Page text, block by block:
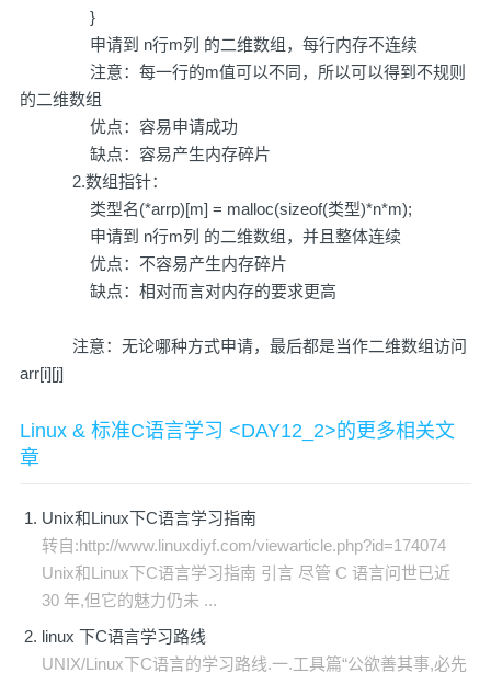
}
申请到 n行m列 的二维数组，每行内存不连续
注意：每一行的m值可以不同，所以可以得到不规则
的二维数组
优点：容易申请成功
缺点：容易产生内存碎片
2.数组指针：
类型名(*arrp)[m] = malloc(sizeof(类型)*n*m);
申请到 n行m列 的二维数组，并且整体连续
优点：不容易产生内存碎片
缺点：相对而言对内存的要求更高
注意：无论哪种方式申请，最后都是当作二维数组访问
arr[i][j]
Linux & 标准C语言学习 <DAY12_2>的更多相关文
章
Unix和Linux下C语言学习指南
转自:http://www.linuxdiyf.com/viewarticle.php?id=174074
Unix和Linux下C语言学习指南 引言 尽管 C 语言问世已近
30 年,但它的魅力仍未 ...
linux 下C语言学习路线
UNIX/Linux下C语言的学习路线.一.工具篇“公欲善其事,必先